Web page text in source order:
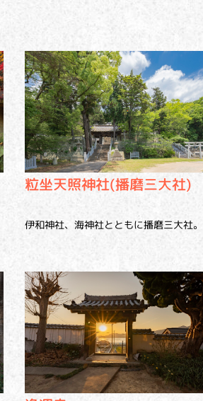
粒坐天照神社(播磨三大社)
伊和神社、海神社とともに播磨三大社。